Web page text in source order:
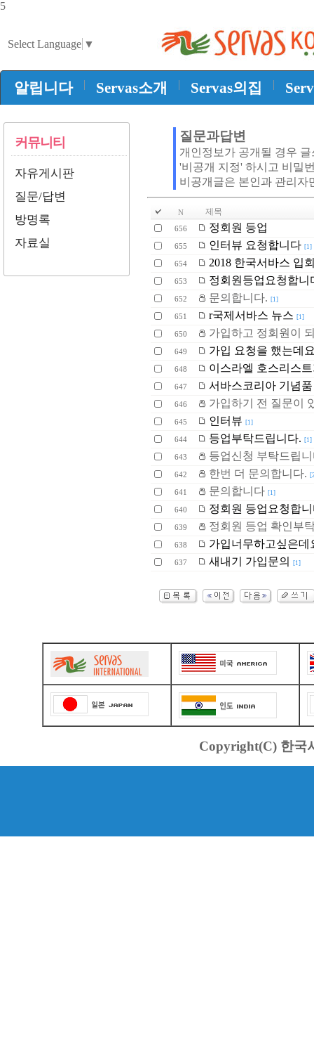
5
Select Language ▼
알립니다 | Servas소개 | Servas의집 |
커뮤니티
자유게시판
질문/답변
방명록
자료실
질문과답변
개인정보가 공개될 경우
'비공개 지정' 하시고 비밀
비공개글은 본인과 관리자
N 제목
656 정회원 등업
655 인터뷰 요청합니다 [1]
654 2018 한국서바스 입
653 정회원등업요청합니
652 문의합니다. [1]
651 r국제서바스 뉴스 [1]
650 가입하고 정회원이
649 가입 요청을 했는데
648 이스라엘 호스리스
647 서바스코리아 기념품
646 가입하기 전 질문이
645 인터뷰 [1]
644 등업부탁드립니다. [1]
643 등업신청 부탁드립
642 한번 더 문의합니다.
641 문의합니다 [1]
640 정회원 등업요청합
639 정회원 등업 확인부
638 가입너무하고싶은데
637 새내기 가입문의 [1]
Copyright(C) 한국